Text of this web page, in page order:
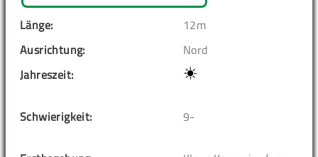
Länge:
12m
Ausrichtung:
Nord
Jahreszeit:
Schwierigkeit: 9-